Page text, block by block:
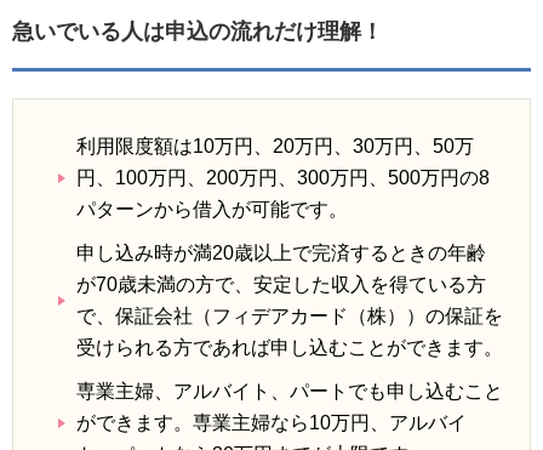
急いでいる人は申込の流れだけ理解！
利用限度額は10万円、20万円、30万円、50万
円、100万円、200万円、300万円、500万円の8
パターンから借入が可能です。
申し込み時が満20歳以上で完済するときの年齢
が70歳未満の方で、安定した収入を得ている方
で、保証会社（フィデアカード（株））の保証を
受けられる方であれば申し込むことができます。
専業主婦、アルバイト、パートでも申し込むこと
ができます。専業主婦なら10万円、アルバイ